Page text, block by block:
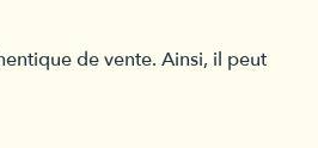
de vente. Ainsi, il peut